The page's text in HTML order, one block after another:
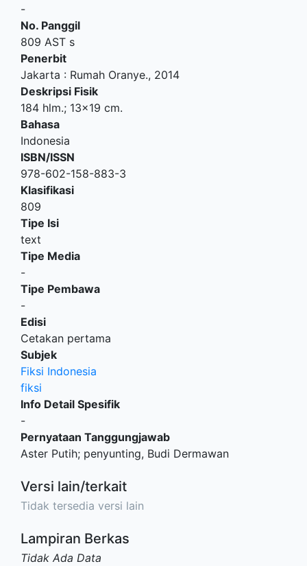
-
No. Panggil
809 AST s
Penerbit
Jakarta : Rumah Oranye., 2014
Deskripsi Fisik
184 hlm.; 13x19 cm.
Bahasa
Indonesia
ISBN/ISSN
978-602-158-883-3
Klasifikasi
809
Tipe Isi
text
Tipe Media
-
Tipe Pembawa
-
Edisi
Cetakan pertama
Subjek
Fiksi Indonesia
fiksi
Info Detail Spesifik
-
Pernyataan Tanggungjawab
Aster Putih; penyunting, Budi Dermawan
Versi lain/terkait
Tidak tersedia versi lain
Lampiran Berkas
Tidak Ada Data